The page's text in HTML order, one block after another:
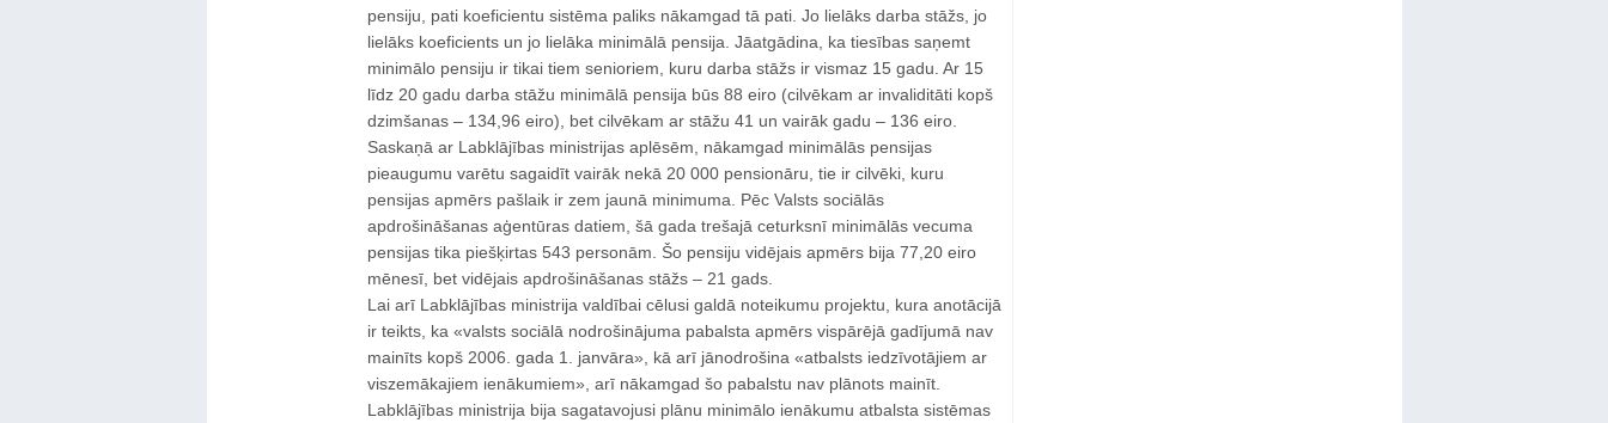
pensiju, pati koeficientu sistēma paliks nākamgad tā pati. Jo lielāks darba stāžs, jo
lielāks koeficients un jo lielāka minimālā pensija. Jāatgādina, ka tiesības saņemt
minimālo pensiju ir tikai tiem senioriem, kuru darba stāžs ir vismaz 15 gadu. Ar 15
līdz 20 gadu darba stāžu minimālā pensija būs 88 eiro (cilvēkam ar invaliditāti kopš
dzimšanas – 134,96 eiro), bet cilvēkam ar stāžu 41 un vairāk gadu – 136 eiro.
Saskaņā ar Labklājības ministrijas aplēsēm, nākamgad minimālās pensijas
pieaugumu varētu sagaidīt vairāk nekā 20 000 pensionāru, tie ir cilvēki, kuru
pensijas apmērs pašlaik ir zem jaunā minimuma. Pēc Valsts sociālās
apdrošināšanas aģentūras datiem, šā gada trešajā ceturksnī minimālās vecuma
pensijas tika piešķirtas 543 personām. Šo pensiju vidējais apmērs bija 77,20 eiro
mēnesī, bet vidējais apdrošināšanas stāžs – 21 gads.
Lai arī Labklājības ministrija valdībai cēlusi galdā noteikumu projektu, kura anotācijā
ir teikts, ka «valsts sociālā nodrošinājuma pabalsta apmērs vispārējā gadījumā nav
mainīts kopš 2006. gada 1. janvāra», kā arī jānodrošina «atbalsts iedzīvotājiem ar
viszemākajiem ienākumiem», arī nākamgad šo pabalstu nav plānots mainīt.
Labklājības ministrija bija sagatavojusi plānu minimālo ienākumu atbalsta sistēmas